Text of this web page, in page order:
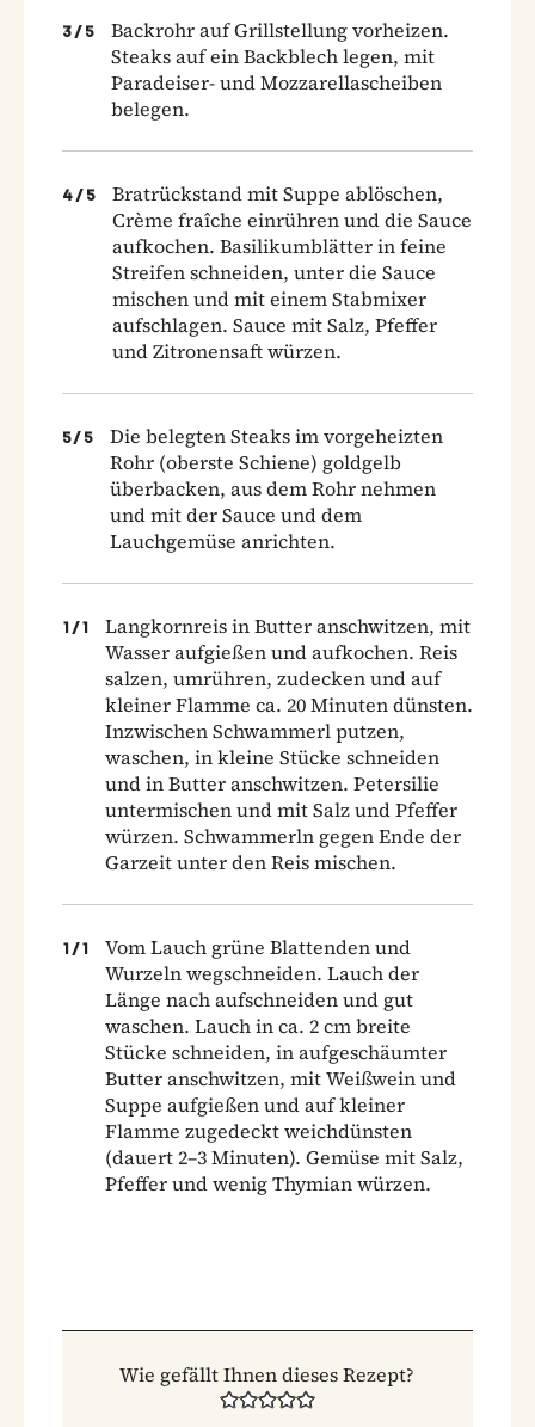
3 / 5
Backrohr auf Grillstellung vorheizen.
Steaks auf ein Backblech legen, mit
Paradeiser- und Mozzarellascheiben
belegen.
4 / 5
Bratrückstand mit Suppe ablöschen,
Crème fraîche einrühren und die Sauce
aufkochen. Basilikumblätter in feine
Streifen schneiden, unter die Sauce
mischen und mit einem Stabmixer
aufschlagen. Sauce mit Salz, Pfeffer
und Zitronensaft würzen.
5/ 5
Die belegten Steaks im vorgeheizten
Rohr (oberste Schiene) goldgelb
überbacken, aus dem Rohr nehmen
und mit der Sauce und dem
Lauchgemüse anrichten.
1 /1
Langkornreis in Butter anschwitzen, mit
Wasser aufgießen und aufkochen. Reis
salzen, umrühren, zudecken und auf
kleiner Flamme ca. 20 Minuten dünsten.
Inzwischen Schwammerl putzen,
waschen, in kleine Stücke schneiden
und in Butter anschwitzen. Petersilie
untermischen und mit Salz und Pfeffer
würzen. Schwammerln gegen Ende der
Garzeit unter den Reis mischen.
1 /1
Vom Lauch grüne Blattenden und
Wurzeln wegschneiden. Lauch der
Länge nach aufschneiden und gut
waschen. Lauch in ca. 2 cm breite
Stücke schneiden, in aufgeschäumter
Butter anschwitzen, mit Weißwein und
Suppe aufgießen und auf kleiner
Flamme zugedeckt weichdünsten
(dauert 2–3 Minuten). Gemüse mit Salz,
Pfeffer und wenig Thymian würzen.
Wie gefällt Ihnen dieses Rezept?